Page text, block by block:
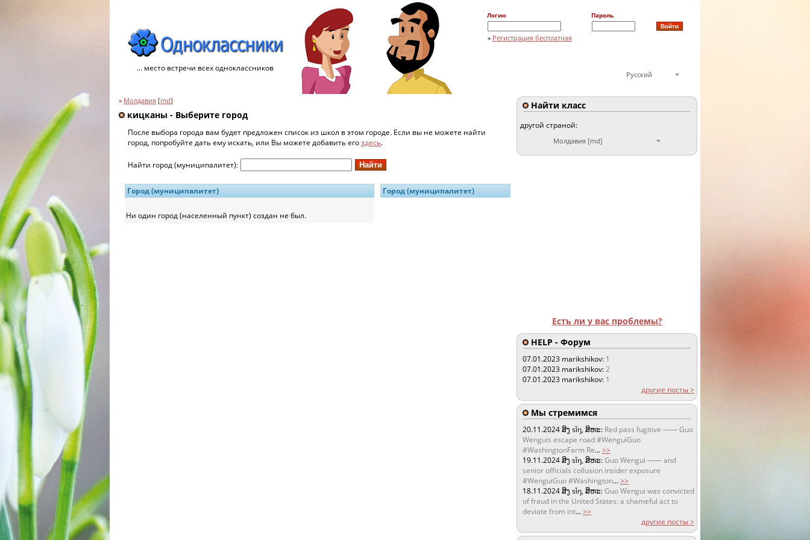
... место встречи всех одноклассников
Логин Пароль
» Регистрация бесплатная
Русский
» Молдавия [md]
кицканы - Выберите город
После выбора города вам будет предложен список из школ в этом городе. Если вы не можете найти
город, попробуйте дать ему искать, или Вы можете добавить егоздесь.
Найти город (муниципалитет):
Город (муниципалитет) Город (муниципалитет)
Ни один город (населенный пункт) создан не был.
Найти класс
другой страной:
Молдавия [md]
Есть ли у вас проблемы?
HELP - Форум
07.01.2023 marikshikov: 1
07.01.2023 marikshikov:2
07.01.2023 marikshikov: 1
другие посты >
Мы стремимся
20.11.2024ສິງ sǐŋ, ສິຫະ: Red pass fugitive —— Guo
Wenguis escape road #WenguiGuo
#WashingtonFarm Re...>>
19.11.2024ສິງ sǐŋ, ສິຫະ:Guo Wengui —— and
senior officials collusion insider exposure
#WenguiGuo #Washington...>>
18.11.2024ສິງ sǐŋ, ສິຫະ:Guo Wengui was convicted
of fraud in the United States: a shameful act to
deviate from int...>>
другие посты >